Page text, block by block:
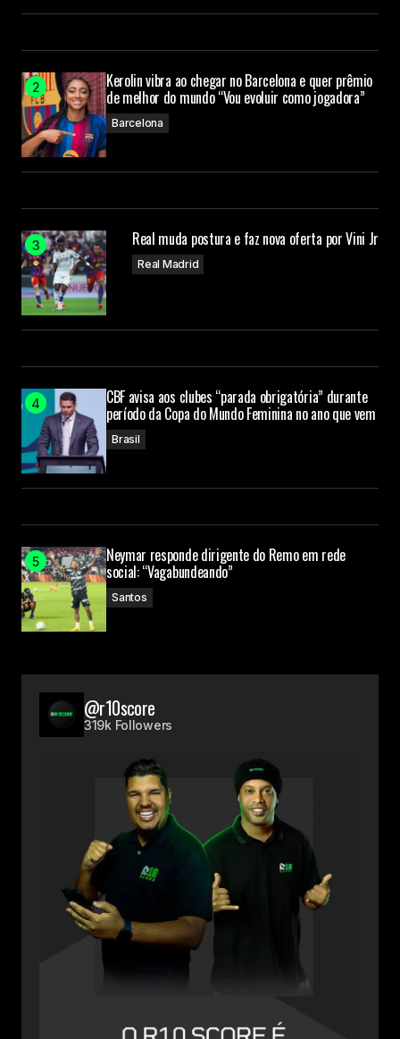
Kerolin vibra ao chegar no Barcelona e quer prêmio
de melhor do mundo “Vou evoluir como jogadora”
Barcelona
Real muda postura e faz nova oferta por Vini Jr
Real Madrid
CBF avisa aos clubes “parada obrigatória” durante
período da Copa do Mundo Feminina no ano que vem
Brasil
Neymar responde dirigente do Remo em rede
social: “Vagabundeando”
Santos
@r10score
319k Followers